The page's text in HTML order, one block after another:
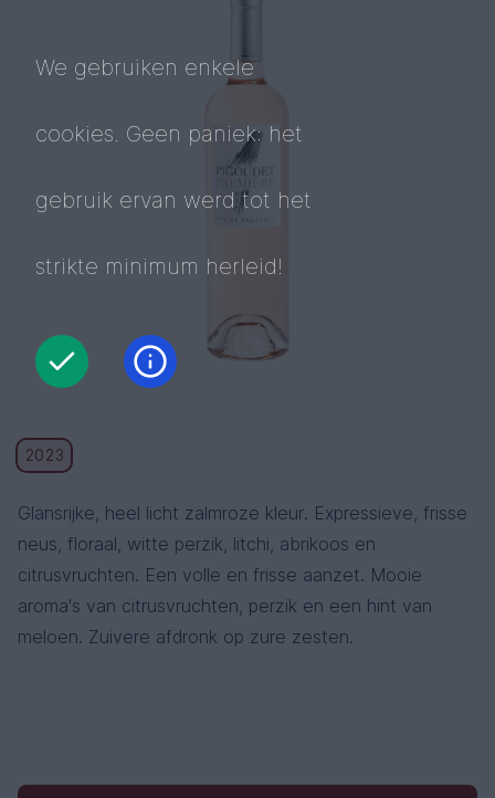
2023
Glansrijke, heel licht zalmroze kleur. Expressieve, frisse
neus, floraal, witte perzik, litchi, abrikoos en
citrusvruchten. Een volle en frisse aanzet. Mooie
aroma's van citrusvruchten, perzik en een hint van
meloen. Zuivere afdronk op zure zesten.
We gebruiken enkele
cookies. Geen paniek: het
gebruik ervan werd tot het
strikte minimum herleid!